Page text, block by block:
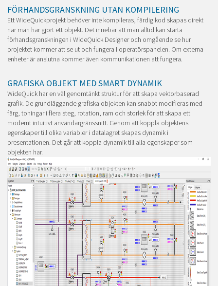
FÖRHANDSGRANSKNING UTAN KOMPILERING
Ett WideQuickprojekt behöver inte kompileras, färdig kod skapas direkt
när man har gjort ett objekt. Det innebär att man alltid kan starta
förhandsgranskningen i WideQuick Designer och omgående se hur
projektet kommer att se ut och fungera i operatörspanelen. Om externa
enheter är anslutna kommer även kommunikationen att fungera.
GRAFISKA OBJEKT MED SMART DYNAMIK
WideQuick har en väl genomtänkt struktur för att skapa vektorbaserad
grafik. De grundläggande grafiska objekten kan snabbt modifieras med
färg, toningar i flera steg, rotation, ram och storlek för att skapa ett
modernt intuitivt användargränssnitt. Genom att koppla objektens
egenskaper till olika variabler i datalagret skapas dynamik i
presentationen. Det går att koppla dynamik till alla egenskaper som
objekten har.